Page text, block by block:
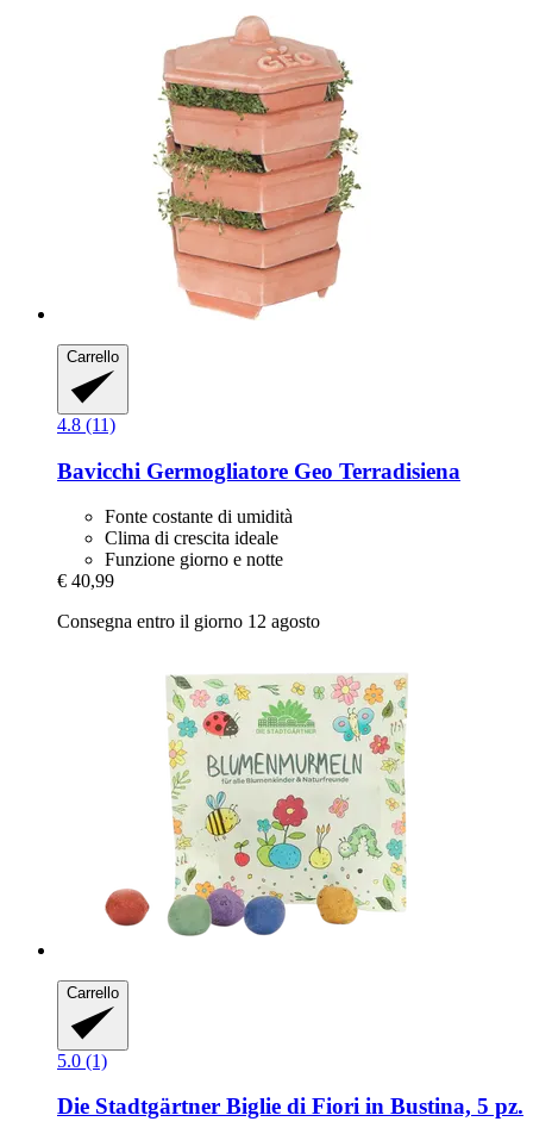
Carrello
4.8 (11)
Bavicchi Germogliatore Geo Terradisiena
Fonte costante di umidità
Clima di crescita ideale
Funzione giorno e notte
€ 40,99
Consegna entro il giorno 12 agosto
Carrello
5.0 (1)
Die Stadtgärtner Biglie di Fiori in Bustina, 5 pz.